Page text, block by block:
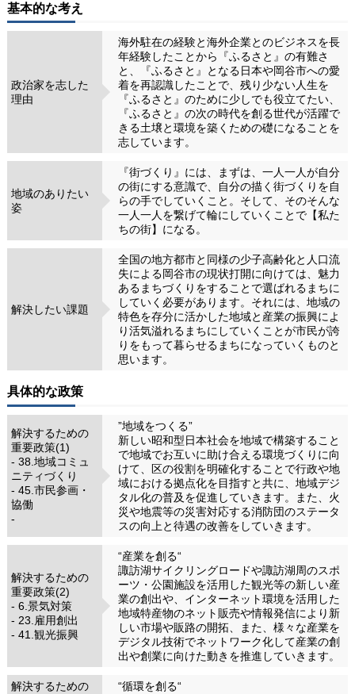
基本的な考え
政治家を志した
理由
海外駐在の経験と海外企業とのビジネスを長
年経験したことから『ふるさと』の有難さ
と、『ふるさと』となる日本や岡谷市への愛
着を再認識したことで、残り少ない人生を
『ふるさと』のために少しでも役立てたい、
『ふるさと』の次の時代を創る世代が活躍で
きる土壌と環境を築くための礎になることを
志しています。
地域のありたい
姿
『街づくり』には、まずは、一人一人が自分
の街にする意識で、自分の描く街づくりを自
らの手でしていくこと。そして、そのそんな
一人一人を繋げて輪にしていくことで【私た
ちの街】になる。
解決したい課題
全国の地方都市と同様の少子高齢化と人口流
失による岡谷市の現状打開に向けては、魅力
あるまちづくりをすることで選ばれるまちに
していく必要があります。それには、地域の
特色を存分に活かした地域と産業の振興によ
り活気溢れるまちにしていくことが市民が誇
りをもって暮らせるまちになっていくものと
思います。
具体的な政策
解決するための
重要政策(1)
- 38.地域コミュ
ニティづくり
- 45.市民参画・
協働
-
”地域をつくる”
新しい昭和型日本社会を地域で構築すること
で地域でお互いに助け合える環境づくりに向
けて、区の役割を明確化することで行政や地
域における拠点化を目指すと共に、地域デジ
タル化の普及を促進していきます。また、火
災や地震等の災害対応する消防団のステータ
スの向上と待遇の改善をしていきます。
解決するための
重要政策(2)
- 6.景気対策
- 23.雇用創出
- 41.観光振興
“産業を創る“
諏訪湖サイクリングロードや諏訪湖周のスポ
ーツ・公園施設を活用した観光等の新しい産
業の創出や、インターネット環境を活用した
地域特産物のネット販売や情報発信により新
しい市場や販路の開拓、また、様々な産業を
デジタル技術でネットワーク化して産業の創
出や創業に向けた動きを推進していきます。
解決するための
“循環を創る“